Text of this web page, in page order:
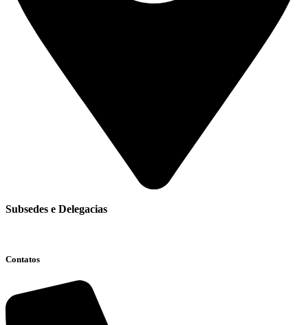
Subsedes e Delegacias
Contatos